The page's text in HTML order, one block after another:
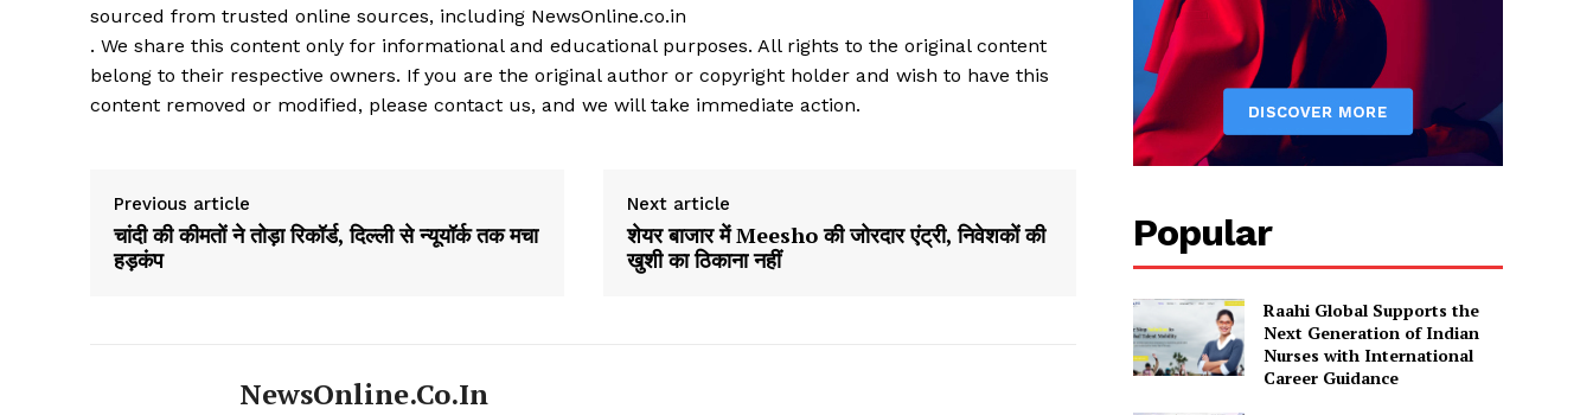
sourced from trusted online sources, including NewsOnline.co.in
. We share this content only for informational and educational purposes. All rights to the original content
belong to their respective owners. If you are the original author or copyright holder and wish to have this
content removed or modified, please contact us, and we will take immediate action.
Previous article
चांदी की कीमतों ने तोड़ा रिकॉर्ड, दिल्ली से न्यूयॉर्क तक मचा
हड़कंप
Next article
शेयर बाजार में Meesho की जोरदार एंट्री, निवेशकों की
खुशी का ठिकाना नहीं
NewsOnline.co.in
Popular
Raahi Global Supports the
Next Generation of Indian
Nurses with International
Career Guidance